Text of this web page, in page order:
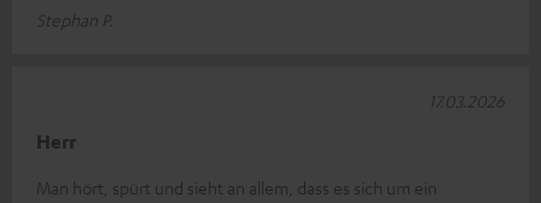
Stephan P.
Herr
Man hört, spürt und sieht an allem, dass es sich um ein
17.03.2026